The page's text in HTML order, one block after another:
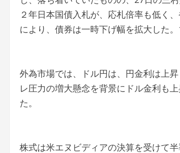
２年日本国債入札が、応札倍率も低く
により、債券は一時下げ幅を拡大した
外為市場では、ドル円は、円金利は上
レ圧力の増大懸念を背景にドル金利も
た。
株式は米エヌビディアの決算を受けて